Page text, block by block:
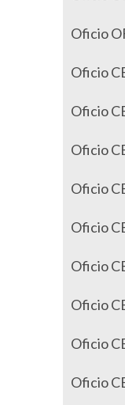
Oficio
Oficio
Oficio
Oficio
Oficio
Oficio
Oficio
Oficio
Oficio
Oficio